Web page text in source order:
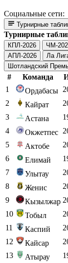
Социальные сети:
Турнирные
Турнирные
КПЛ-2026
ЧМ-
АПЛ-2026
Ла
Шотландский
# Команда
1
Ордабасы
2
Кайрат
3
Астана
4
Окжетпес
5
Актобе
6
Елимай
7
Улытау
8
Женис
9
Кызылжар
10
Тобыл
11
Каспий
12
Кайсар
13
Атырау